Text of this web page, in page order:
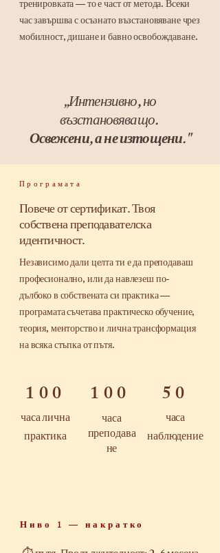
тренировката — то е част от метода. Всеки
час завършва с осъзнато възстановяване чрез
мобилност, дишане и бавно освобождаване.
„Интензивно, но
възстановяващо.
Освежени, а не изтощени."
Програмата
Повече от сертификат. Твоя
собствена преподавателска
идентичност.
Независимо дали целта ти е да преподаваш
професионално, или да навлезеш по-
дълбоко в собствената си практика —
програмата съчетава практическо обучение,
теория, менторство и лична трансформация
на всяка стъпка от пътя.
100 100 50
часа
преподава
не
часа лична
практика
часа
наблюдение
Ниво 1 — накратко